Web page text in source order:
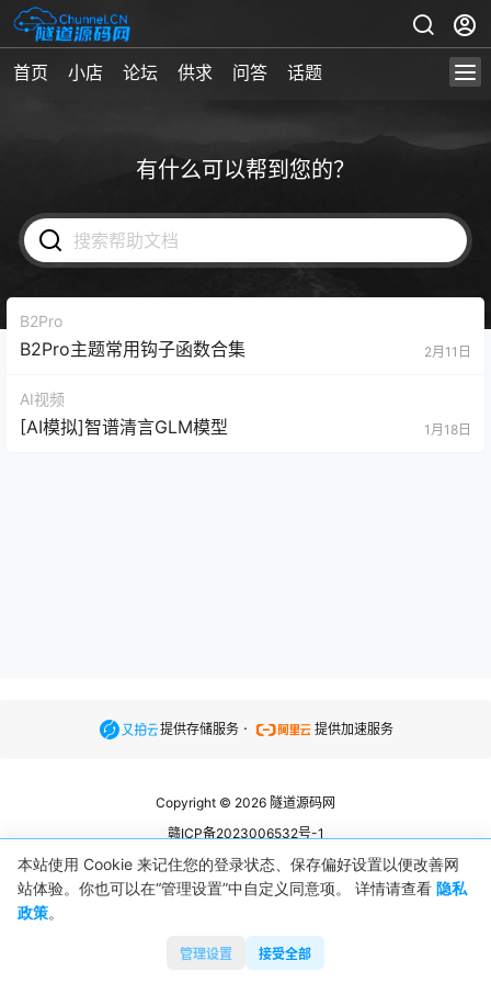
首页 小店 论坛 供求 问答 话题
有什么可以帮到您的？
B2Pro
B2Pro主题常用钩子函数合集 2月11日
AI视频
[AI模拟]智谱清言GLM模型 1月18日
提供存储服务 . 提供加速服务
Copyright © 2026 隧道源码网
赣ICP备2023006532号-1
赣公网安备36073202360850号
查询 0 次，耗时 0.0996 秒
论坛 客服
本站使用 Cookie 来记住您的登录状态、保存偏好设置以便改善网
站体验。你也可以在“管理设置”中自定义同意项。 详情请查看 隐私
政策。
管理设置 接受全部